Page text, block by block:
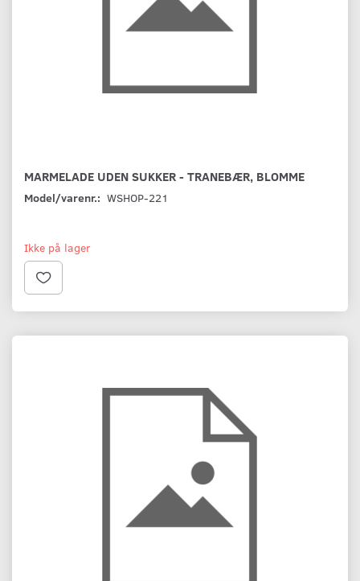
MARMELADE UDEN SUKKER - TRANEBÆR, BLOMME
Model/varenr.: WSHOP-221
Ikke på lager